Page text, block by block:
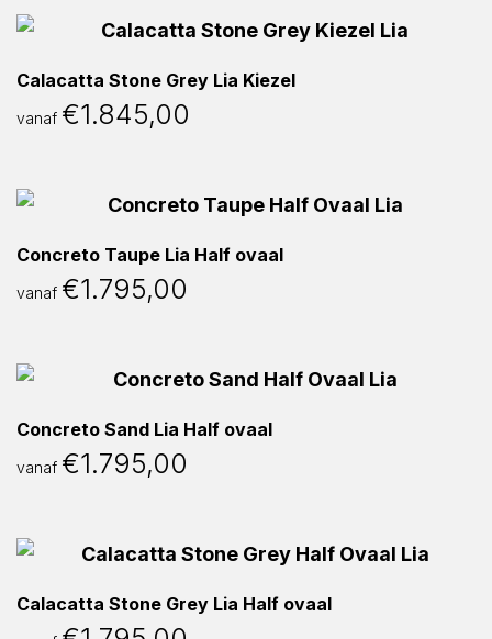
Calacatta Stone Grey Lia Kiezel
vanaf €1.845,00
Concreto Taupe Lia Half ovaal
vanaf €1.795,00
Concreto Sand Lia Half ovaal
vanaf €1.795,00
Calacatta Stone Grey Lia Half ovaal